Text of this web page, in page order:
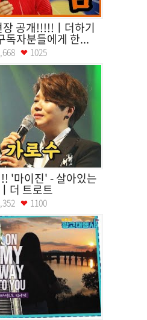
장 공개!!!!!ㅣ더하기
독자분들에게 한...
1025
'마이진' - 살아있는
더 트로트
1100